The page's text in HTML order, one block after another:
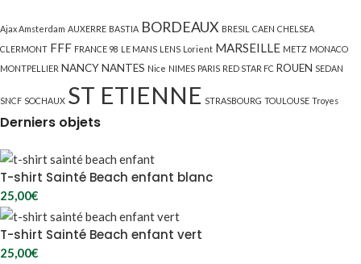
Ajax Amsterdam AUXERRE BASTIA BORDEAUX BRESIL CAEN CHELSEA
CLERMONT FFF FRANCE 98 LE MANS LENS Lorient MARSEILLE METZ MONACO
MONTPELLIER NANCYNANTES Nice NIMES PARIS RED STAR FC ROUEN SEDAN
SNCF SOCHAUX ST ETIENNE STRASBOURG TOULOUSE Troyes
Derniers objets
T-shirt Sainté Beach enfant blanc
25,00€
T-shirt Sainté Beach enfant vert
25,00€